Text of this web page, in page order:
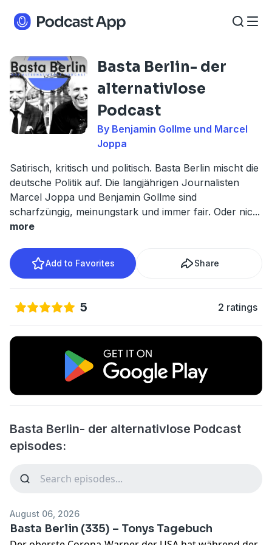
Basta Berlin- der
alternativlose
Podcast
By Benjamin Gollme und Marcel
Joppa
Satirisch, kritisch und politisch. Basta Berlin mischt die
deutsche Politik auf. Die langjährigen Journalisten
Marcel Joppa und Benjamin Gollme sind
scharfzüngig, meinungstark und immer fair. Oder nic...
more
Add to Favorites Share
5 2 ratings
Basta Berlin- der alternativlose Podcast
episodes:
August 06, 2026
Basta Berlin (335) – Tonys Tagebuch